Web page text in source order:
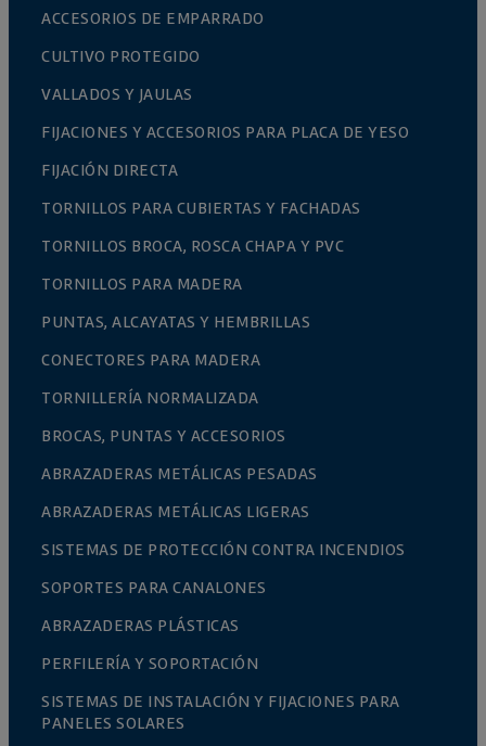
ACCESORIOS DE EMPARRADO
CULTIVO PROTEGIDO
VALLADOS Y JAULAS
FIJACIONES Y ACCESORIOS PARA PLACA DE YESO
FIJACIÓN DIRECTA
TORNILLOS PARA CUBIERTAS Y FACHADAS
TORNILLOS BROCA, ROSCA CHAPA Y PVC
TORNILLOS PARA MADERA
PUNTAS, ALCAYATAS Y HEMBRILLAS
CONECTORES PARA MADERA
TORNILLERÍA NORMALIZADA
BROCAS, PUNTAS Y ACCESORIOS
ABRAZADERAS METÁLICAS PESADAS
ABRAZADERAS METÁLICAS LIGERAS
SISTEMAS DE PROTECCIÓN CONTRA INCENDIOS
SOPORTES PARA CANALONES
ABRAZADERAS PLÁSTICAS
PERFILERÍA Y SOPORTACIÓN
SISTEMAS DE INSTALACIÓN Y FIJACIONES PARA
PANELES SOLARES